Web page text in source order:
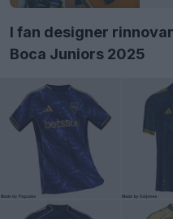
I fan designer
Boca Juniors 2025